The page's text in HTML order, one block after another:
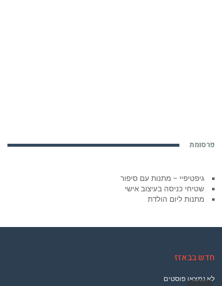
פרסומת
גיפטיפיי – מתנות עם סיפור
שטיחי כניסה בעיצוב אישי
מתנות ליום הולדת
חדש בבאזז
לא נמצאו פוסטים